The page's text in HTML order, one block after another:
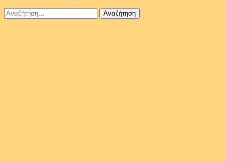
Αναζήτηση
για: